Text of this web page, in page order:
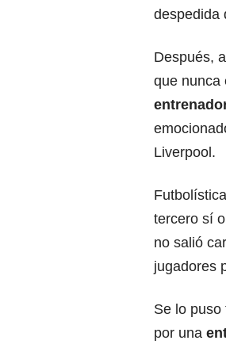
despedida
Después,
que nunca
Liverpool.
tercero sí
no salió
jugadores
Se lo
por una